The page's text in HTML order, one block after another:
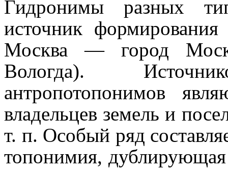
Гидронимы разных
источник
Москва — город
Вологда).
антропотопонимов
владельцев земель и
т. п. Особый ряд
топонимия, дублирующая